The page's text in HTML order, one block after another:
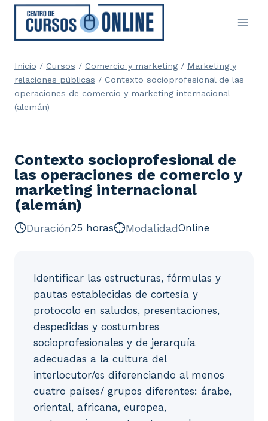
Saltar
contenido
Inicio / Cursos / Comercio y marketing / Marketing y
relaciones públicas / Contexto socioprofesional de las
operaciones de comercio y marketing internacional
(alemán)
Contexto socioprofesional de
las operaciones de comercio y
marketing internacional
(alemán)
Duración25 horas ModalidadOnline
Identificar las estructuras, fórmulas y
pautas establecidas de cortesía y
protocolo en saludos, presentaciones,
despedidas y costumbres
socioprofesionales y de jerarquía
adecuadas a la cultura del
interlocutor/es diferenciando al menos
cuatro países/ grupos diferentes: árabe,
oriental, africana, europea,